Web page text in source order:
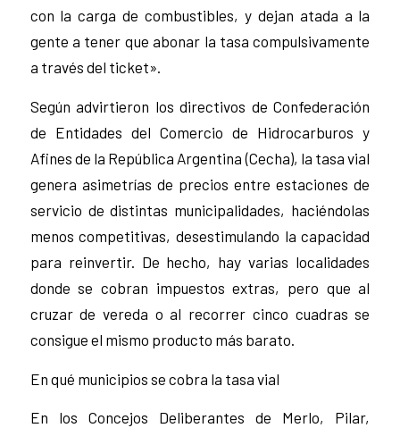
con la carga de combustibles, y dejan atada a la
gente a tener que abonar la tasa compulsivamente
a través del ticket».
Según advirtieron los directivos de Confederación
de Entidades del Comercio de Hidrocarburos y
Afines de la República Argentina (Cecha), la tasa vial
genera asimetrías de precios entre estaciones de
servicio de distintas municipalidades, haciéndolas
menos competitivas, desestimulando la capacidad
para reinvertir. De hecho, hay varias localidades
donde se cobran impuestos extras, pero que al
cruzar de vereda o al recorrer cinco cuadras se
consigue el mismo producto más barato.
En qué municipios se cobra la tasa vial
En los Concejos Deliberantes de Merlo, Pilar,